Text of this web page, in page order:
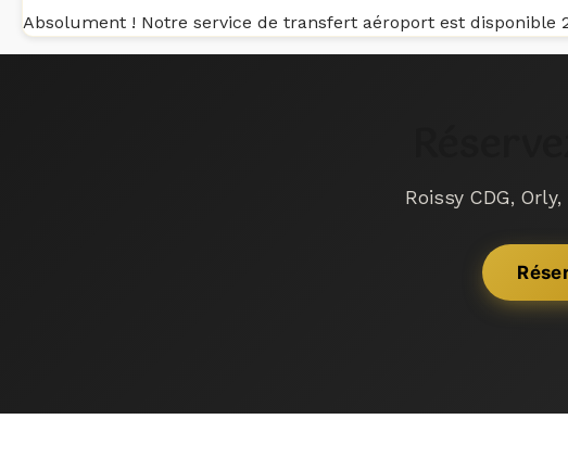
Absolument ! Notre service de transfert aéroport est disponible
Roissy CDG,